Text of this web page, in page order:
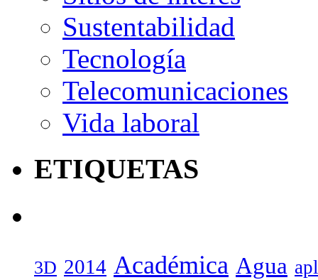
Sustentabilidad
Tecnología
Telecomunicaciones
Vida laboral
ETIQUETAS
3D 2014 Académica Agua